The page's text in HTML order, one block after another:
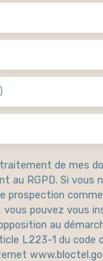
de mes
au RGPD. Si vous
prospection
vous pouvez vous
au
L223-1 du code